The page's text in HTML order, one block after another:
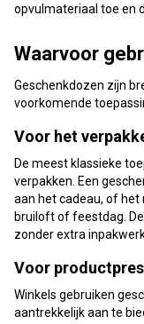
opvulmateriaal toe en
Waarvoor
Geschenkdozen zijn
voorkomende
Voor het
De meest klassieke
verpakken. Een
aan het cadeau, of het
bruiloft of feestdag.
zonder extra
Voor
Winkels gebruiken
aantrekkelijk aan te